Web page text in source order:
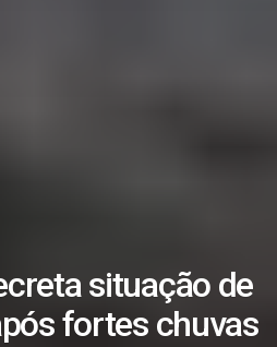
situação de
fortes chuvas